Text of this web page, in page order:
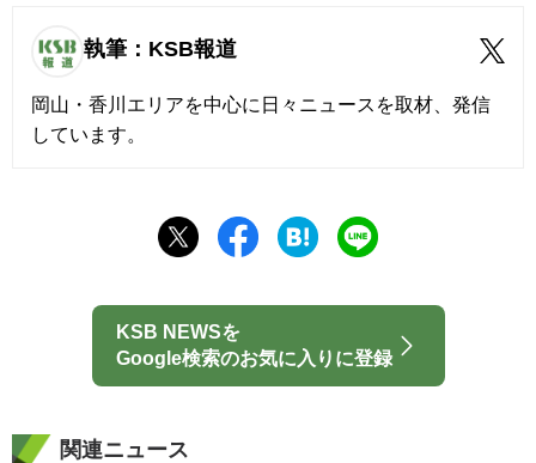
執筆：KSB報道
岡山・香川エリアを中心に日々ニュースを取材、発信
しています。
KSB NEWSを
Google検索のお気に入りに登録
関連ニュース